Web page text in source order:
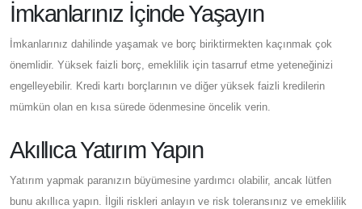
İmkanlarınız İçinde Yaşayın
İmkanlarınız dahilinde yaşamak ve borç biriktirmekten kaçınmak çok
önemlidir. Yüksek faizli borç, emeklilik için tasarruf etme yeteneğinizi
engelleyebilir. Kredi kartı borçlarının ve diğer yüksek faizli kredilerin
mümkün olan en kısa sürede ödenmesine öncelik verin.
Akıllıca Yatırım Yapın
Yatırım yapmak paranızın büyümesine yardımcı olabilir, ancak lütfen
bunu akıllıca yapın. İlgili riskleri anlayın ve risk toleransınız ve emeklilik